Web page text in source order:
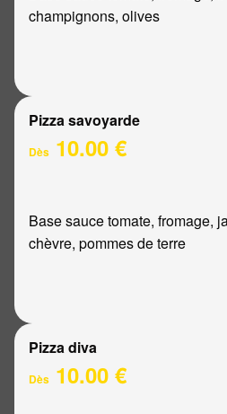
champignons, olives
Pizza savoyarde
Dès 10.00 €
Base sauce tomate, fromage,
chèvre, pommes de terre
Pizza diva
Dès 10.00 €